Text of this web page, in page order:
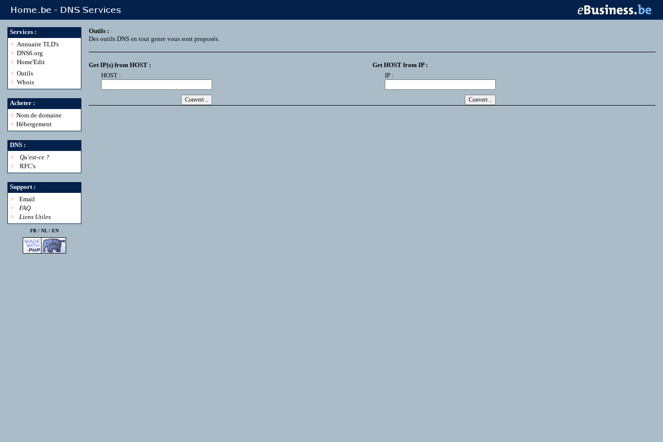
Services :
> Annuaire TLD's
> DNS6.org
> Home'Edit
> Outils
> Whois
Acheter :
> Nom de domaine
> Hébergement
DNS :
>
Qu'est-ce ?
>
RFC's
Support :
>
Email
>
FAQ
>
Liens Utiles
FR / NL/ EN
Outils :
Des outils DNS en tout genre vous sont proposés.
Get IP(s) from HOST :
HOST :
Get HOST from IP :
IP :